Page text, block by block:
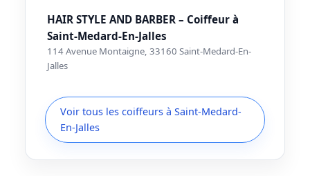
HAIR STYLE AND BARBER – Coiffeur à
Saint-Medard-En-Jalles
114 Avenue Montaigne, 33160 Saint-Medard-En-
Jalles
Voir tous les coiffeurs à Saint-Medard-
En-Jalles